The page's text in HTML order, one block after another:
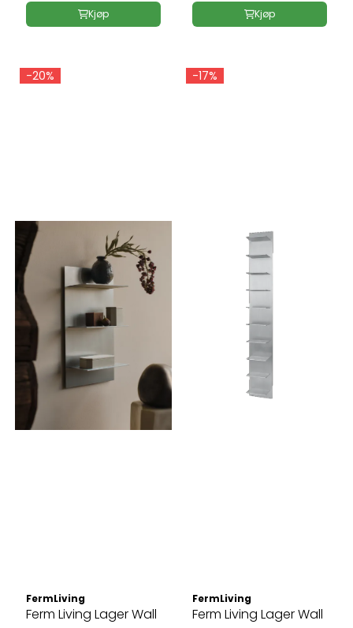
Kjøp Kjøp
-20%
FermLiving
Ferm Living Lager Wall
-17%
FermLiving
Ferm Living Lager Wall